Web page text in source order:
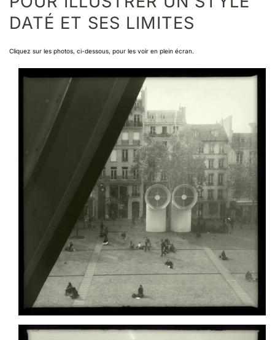
DATÉ ET SES LIMITES
Cliquez sur les photos, ci-dessous, pour les voir en plein écran.